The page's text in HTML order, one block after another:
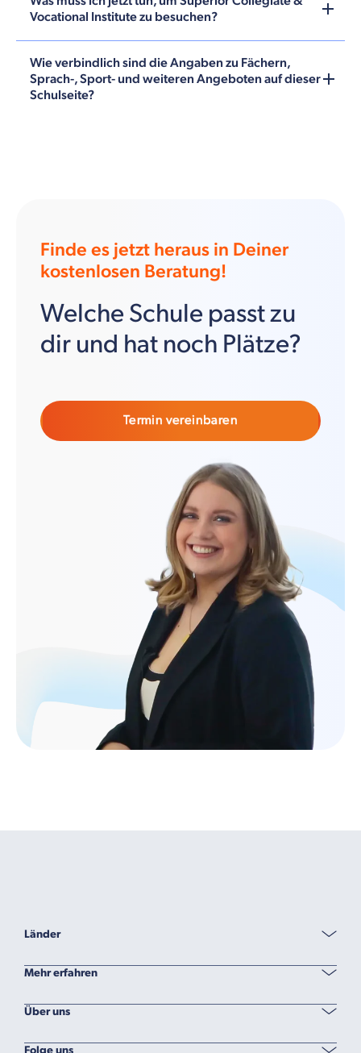
Vocational Institute zu besuchen?
Wie verbindlich sind die Angaben zu Fächern,
Sprach-, Sport- und weiteren Angeboten auf dieser
Schulseite?
Finde es jetzt heraus in Deiner
kostenlosen Beratung!
Welche Schule passt zu
dir und hat noch Plätze?
Termin vereinbaren
Länder
Mehr erfahren
Über uns
Folge uns